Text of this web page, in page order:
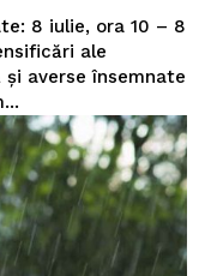
8 iulie, ora 10 – 8
ale
averse însemnate